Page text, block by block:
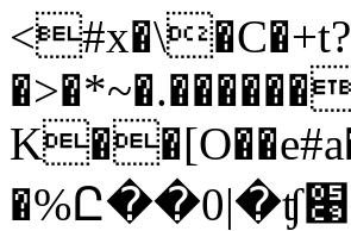
�%Ը��0|�ʧ׉�i_�?